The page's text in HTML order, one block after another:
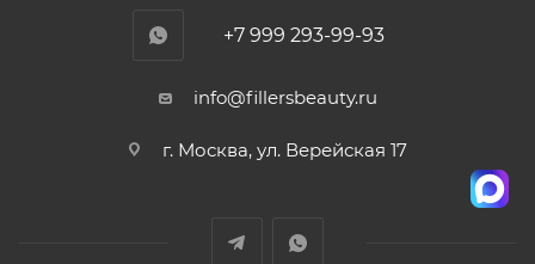
+7 999 293-99-93
info@fillersbeauty.ru
г. Москва, ул. Верейская 17